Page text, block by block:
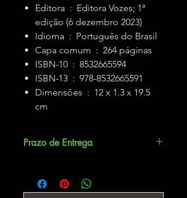
Editora ‏ : ‎ Editora Vozes; 1ª
edição (6 dezembro 2023)
Idioma ‏ : ‎ Português do Brasil
Capa comum ‏ : ‎ 264 páginas
ISBN-10 ‏ : ‎ 8532665594
ISBN-13 ‏ : ‎ 978-8532665591
Dimensões ‏ : ‎ 12 x 1.3 x 19.5
cm
Prazo de Entrega